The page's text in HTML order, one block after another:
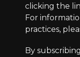
clicking the
For
practices,
By